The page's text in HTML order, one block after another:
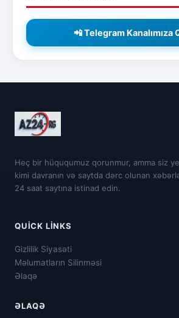
📲 Telegram Kanalımıza
Heç bir hüququmuz qorunmur, amma siz
kimi davranın və saytda dərc olunan
24 saat saytına istinad edin.
QUICK LINKS
Gizlilik Siyasəti
Məlumatların Silinməsi
Əlaqə
ƏLAQƏ